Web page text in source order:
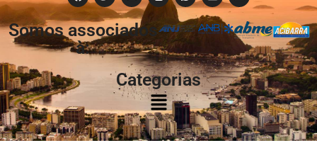
Somos associados
à:
Categorias